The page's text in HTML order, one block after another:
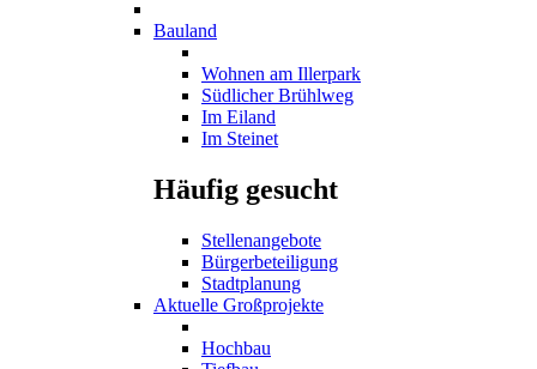
Bauland
Wohnen am Illerpark
Südlicher Brühlweg
Im Eiland
Im Steinet
Häufig gesucht
Stellenangebote
Bürgerbeteiligung
Stadtplanung
Aktuelle Großprojekte
Hochbau